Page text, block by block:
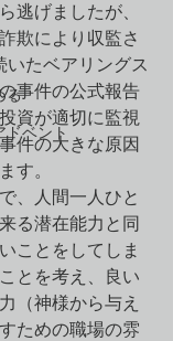
る
ドベント
逃げましたが、
欺により収監さ
いたベアリングス
事件の公式報告
資が適切に監視
件の大きな原因
す。
、人間一人ひと
る潜在能力と同
ことをしてしま
とを考え、良い
（神様から与え
ための職場の雰